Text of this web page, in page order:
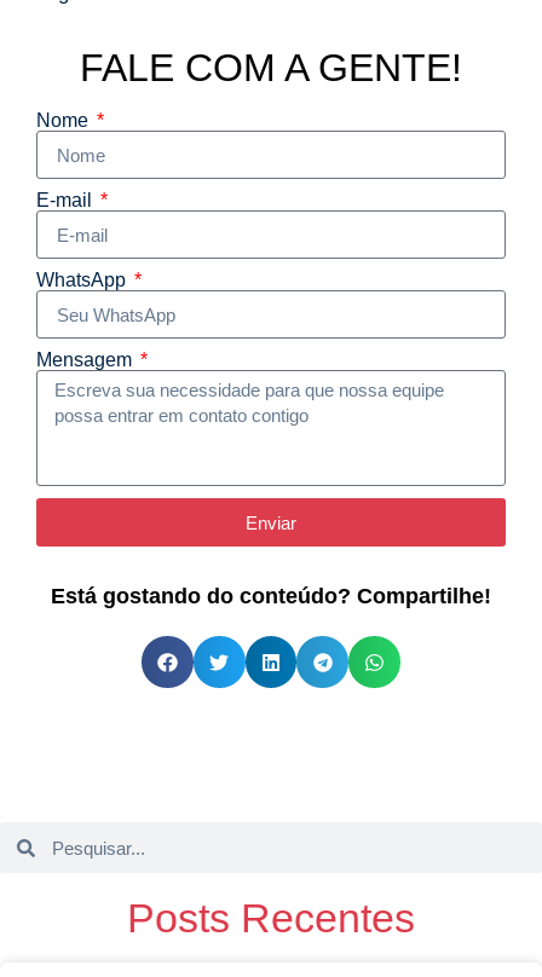
FALE COM A GENTE!
Nome
E-mail
WhatsApp
Mensagem
Enviar
Está gostando do conteúdo? Compartilhe!
Posts Recentes